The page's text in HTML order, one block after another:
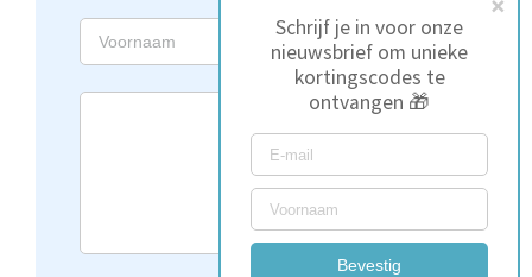
Schrijf je in voor onze
nieuwsbrief om unieke
kortingscodes te
ontvangen 🎁
Bevestig